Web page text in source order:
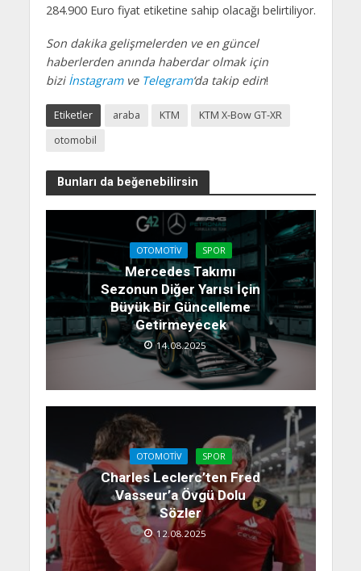
284.900 Euro fiyat etiketine sahip olacağı belirtiliyor.
Son dakika gelişmelerden ve en güncel
haberlerden anında haberdar olmak için
bizi İnstagramve Telegram‘da takip edin!
Etiketler araba KTM
KTM X-Bow GT-XR
otomobil
Bunları da beğenebilirsin
OTOMOTIV SPOR
Mercedes Takımı
Sezonun Diğer Yarısı İçin
Büyük Bir Güncelleme
Getirmeyecek
14.08.2025
OTOMOTIV SPOR
Charles Leclerc’ten Fred
Vasseur’a Övgü Dolu
Sözler
12.08.2025